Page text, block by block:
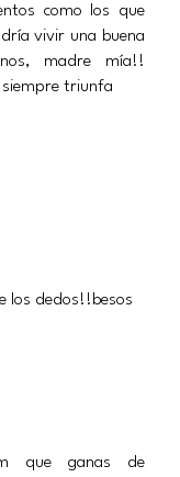
como los que
vivir una buena
madre mía!!
siempre triunfa
los dedos!!besos
que ganas de